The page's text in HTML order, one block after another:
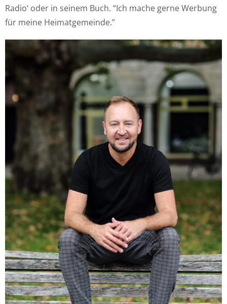
Radio‘ oder in seinem Buch. “Ich mache gerne Werbung
für meine Heimatgemeinde.”